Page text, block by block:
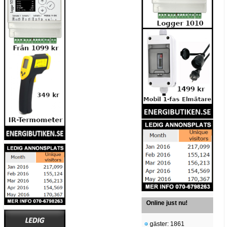
Online just nu!
gäster: 1861